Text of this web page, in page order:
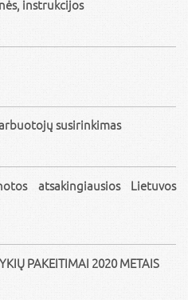
instrukcijos
susirinkimas
atsakingiausios Lietuvos
PAKEITIMAI 2020 METAIS